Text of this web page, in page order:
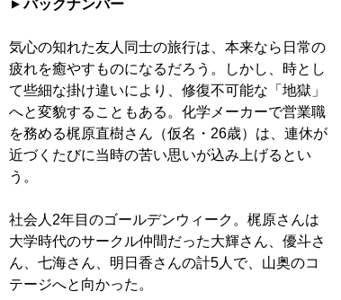
バックナンバー
気心の知れた友人同士の旅行は、本来なら日常の
疲れを癒やすものになるだろう。しかし、時とし
て些細な掛け違いにより、修復不可能な「地獄」
へと変貌することもある。化学メーカーで営業職
を務める梶原直樹さん（仮名・26歳）は、連休が
近づくたびに当時の苦い思いが込み上げるとい
う。
社会人2年目のゴールデンウィーク。梶原さんは
大学時代のサークル仲間だった大輝さん、優斗さ
ん、七海さん、明日香さんの計5人で、山奥のコ
テージへと向かった。